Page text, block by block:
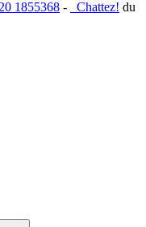
1855368 - Chattez! du